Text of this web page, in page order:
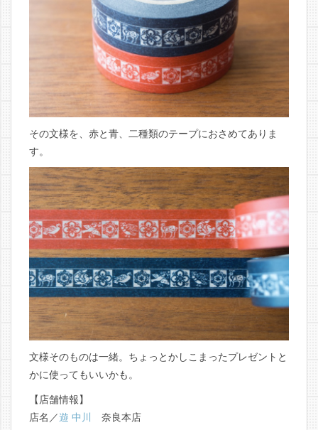
その文様を、赤と青、二種類のテープにおさめてありま
す。
文様そのものは一緒。ちょっとかしこまったプレゼントと
かに使ってもいいかも。
【店舗情報】
店名／遊 中川 奈良本店